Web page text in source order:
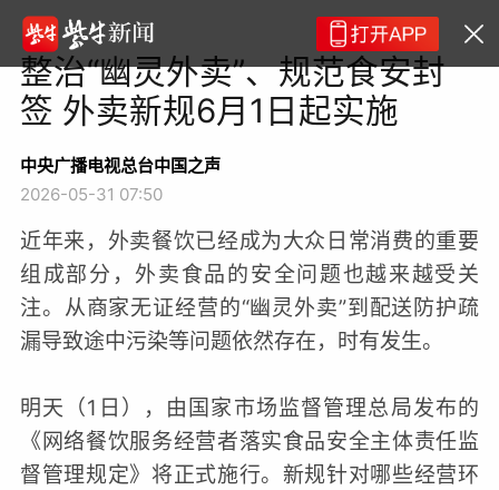
整治“幽灵外卖”、规范食安封
签 外卖新规6月1日起实施
中央广播电视总台中国之声
2026-05-31 07:50
近年来，外卖餐饮已经成为大众日常消费的重要
组成部分，外卖食品的安全问题也越来越受关
注。从商家无证经营的“幽灵外卖”到配送防护疏
漏导致途中污染等问题依然存在，时有发生。
明天（1日），由国家市场监督管理总局发布的
《网络餐饮服务经营者落实食品安全主体责任监
督管理规定》将正式施行。新规针对哪些经营环